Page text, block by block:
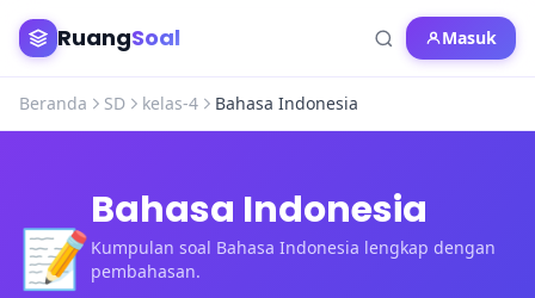
RuangSoal Masuk
Beranda SD kelas-4 Bahasa Indonesia
📝
Bahasa Indonesia
Kumpulan soal Bahasa Indonesia lengkap dengan
pembahasan.